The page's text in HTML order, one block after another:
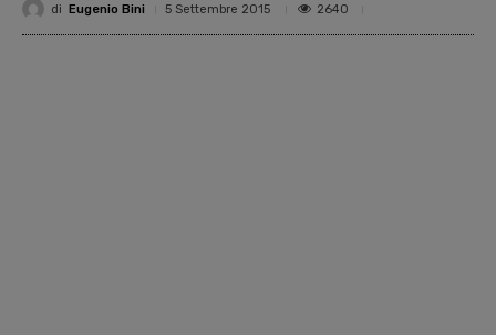
di Eugenio Bini 5 Settembre 2015 2640